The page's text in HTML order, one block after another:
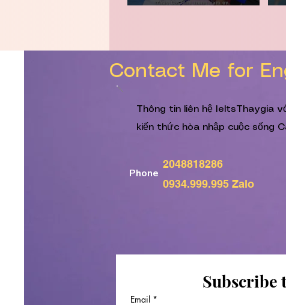
Contact Me for
Thông tin liên hệ IeltsThaygia
kiến thức hòa nhập cuộc sống
2048818286
0934.999.995 Zalo
Phone
Subscribe
Email *